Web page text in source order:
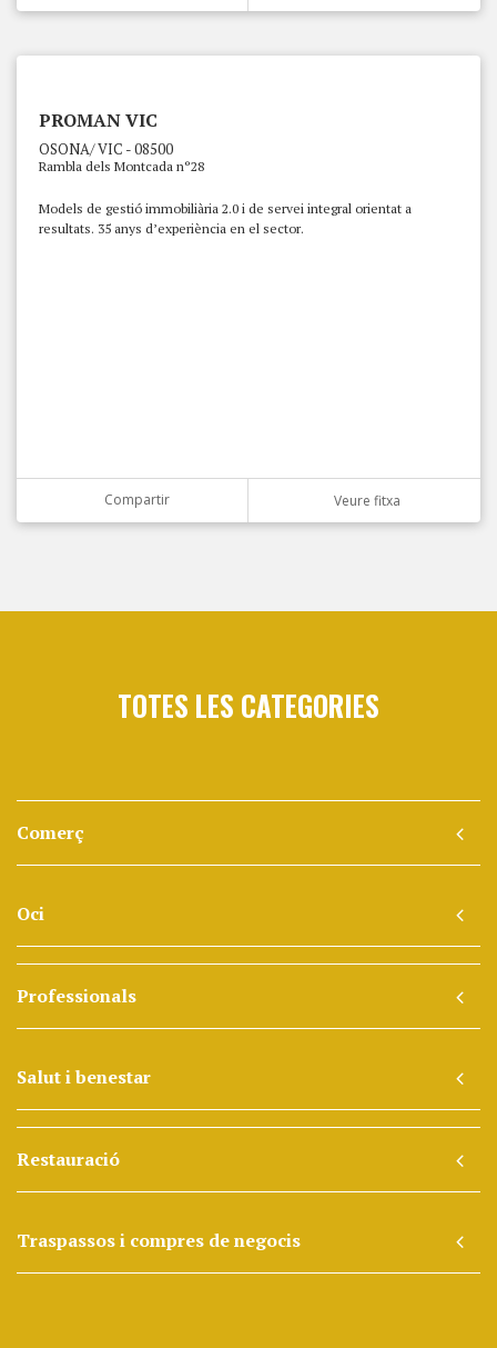
PROMAN VIC
OSONA/ VIC - 08500
Rambla dels Montcada nº28
Models de gestió immobiliària 2.0 i de servei integral orientat a
resultats. 35 anys d’experiència en el sector.
Compartir Veure fitxa
TOTES LES CATEGORIES
Comerç
Oci
Professionals
Salut i benestar
Restauració
Traspassos i compres de negocis